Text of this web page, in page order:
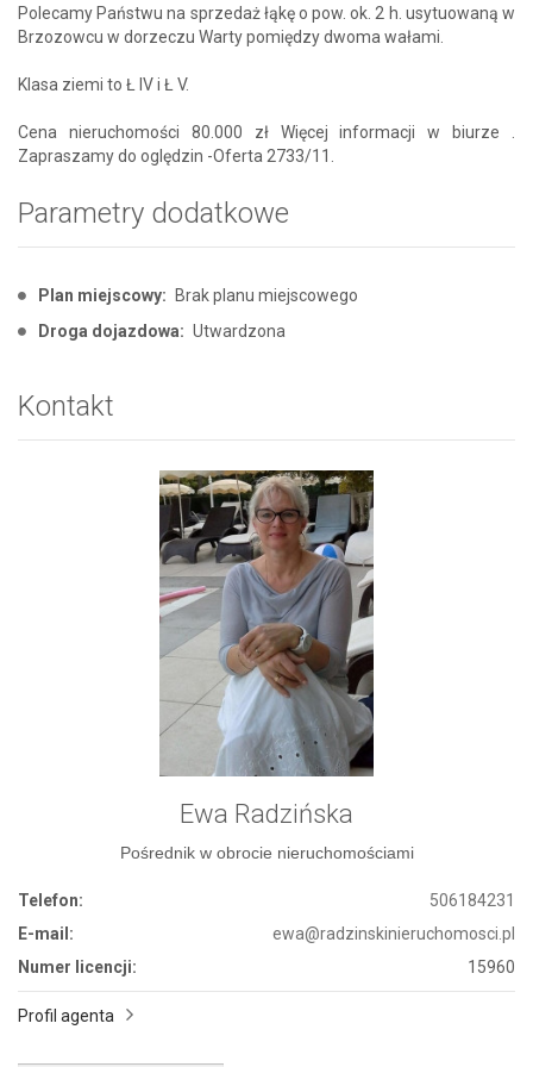
Polecamy Państwu na sprzedaż łąkę o pow. ok. 2 h. usytuowaną w
Brzozowcu w dorzeczu Warty pomiędzy dwoma wałami.
Klasa ziemi to Ł IV i Ł V.
Cena nieruchomości 80.000 zł Więcej informacji w biurze .
Zapraszamy do oględzin -Oferta 2733/11.
Parametry dodatkowe
Plan miejscowy: Brak planu miejscowego
Droga dojazdowa: Utwardzona
Kontakt
Ewa Radzińska
Pośrednik w obrocie nieruchomościami
Telefon:
506184231
E-mail:
ewa@radzinskinieruchomosci.pl
Numer licencji:
15960
Profil agenta